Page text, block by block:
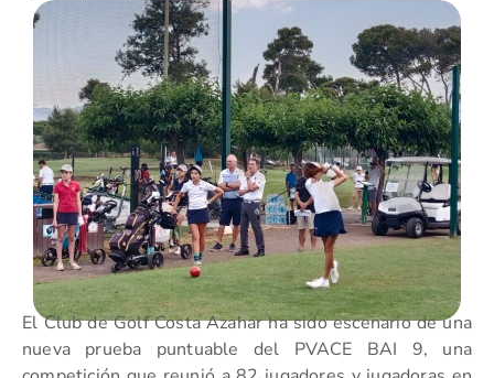
El Club de Golf Costa Azahar ha sido escenario de una
nueva prueba puntuable del PVACE BAI 9, una